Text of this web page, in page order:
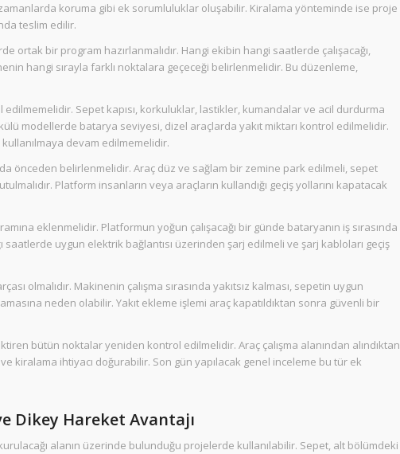
zamanlarda koruma gibi ek sorumluluklar oluşabilir. Kiralama yönteminde ise proje
teslim edilir.
ortak bir program hazırlanmalıdır. Hangi ekibin hangi saatlerde çalışacağı,
hangi sırayla farklı noktalara geçeceği belirlenmelidir. Bu düzenleme,
Sepet kapısı, korkuluklar, lastikler, kumandalar ve acil durdurma
modellerde batarya seviyesi, dizel araçlarda yakıt miktarı kontrol edilmelidir.
devam edilmemelidir.
da önceden belirlenmelidir. Araç düz ve sağlam bir zemine park edilmeli, sepet
Platform insanların veya araçların kullandığı geçiş yollarını kapatacak
eklenmelidir. Platformun yoğun çalışacağı bir günde bataryanın iş sırasında
saatlerde uygun elektrik bağlantısı üzerinden şarj edilmeli ve şarj kabloları geçiş
olmalıdır. Makinenin çalışma sırasında yakıtsız kalması, sepetin uygun
neden olabilir. Yakıt ekleme işlemi araç kapatıldıktan sonra güvenli bir
bütün noktalar yeniden kontrol edilmelidir. Araç çalışma alanından alındıktan
kiralama ihtiyacı doğurabilir. Son gün yapılacak genel inceleme bu tür ek
Dikey Hareket Avantajı
alanın üzerinde bulunduğu projelerde kullanılabilir. Sepet, alt bölümdeki